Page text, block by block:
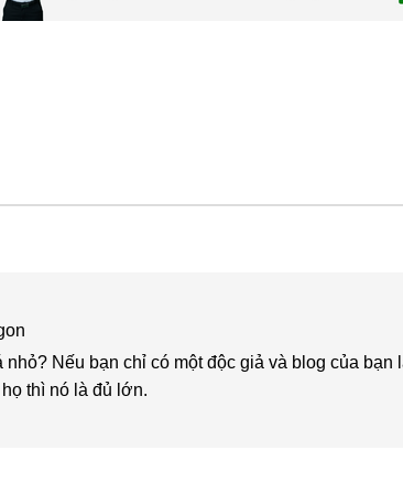
nhỏ? Nếu bạn chỉ có một độc giả và blog của bạn
thì nó là đủ lớn.